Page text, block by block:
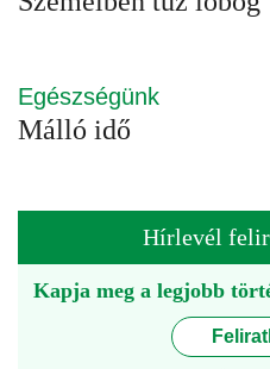
Egészségünk
Málló idő
Hírlevél
Kapja meg a legjobb